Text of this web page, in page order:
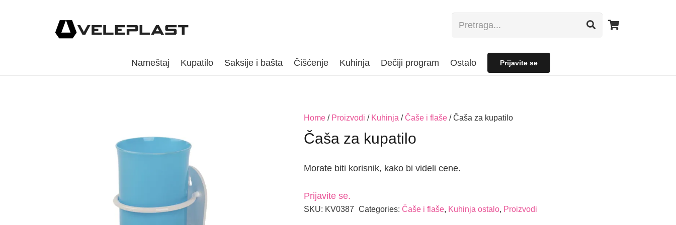
Nameštaj Kupatilo Saksije i bašta Čišćenje Kuhinja Dečiji program Ostalo Prijavite se
Home/ Proizvodi / Kuhinja /Čaše i flaše/ Čaša za kupatilo
Čaša za kupatilo
Morate biti korisnik, kako bi videli cene.
Prijavite se.
SKU: KV0387 Categories: Čaše i flaše, Kuhinja ostalo, Proizvodi